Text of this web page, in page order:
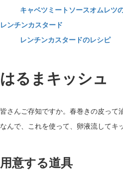
キャベツミートソースオムレツ
レンチンカスタード
レンチンカスタードのレシピ
はるまキッシュ
皆さんご存知ですか。春巻きの皮って
なんで、これを使って、卵液流してキ
用意する道具